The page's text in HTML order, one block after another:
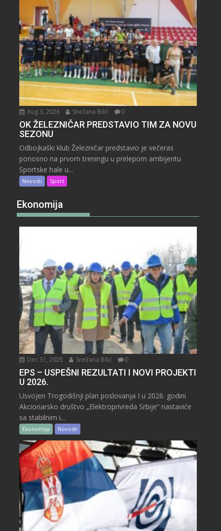
Aug 3, 2026 Snežana Bilić 0
OK ŽELEZNIČAR PREDSTAVIO TIM ZA NOVU
SEZONU
Odbojkaški klub Železničar predstavio je večeras
ponosno na prvom treningu u prelepom ambijentu
Sportske hale u...
Novosti Sport
Ekonomija
Dec 31, 2025 Snežana Bilić 0
EPS – USPEŠNI REZULTATI I NOVI PROJEKTI
U 2026.
Usvojen Trogodišnji plan poslovanja I u 2026. godini
Akcionarsko društvo „Elektroprivreda Srbije“ nastaviće
sa stabilnim i...
Ekonomija Novosti